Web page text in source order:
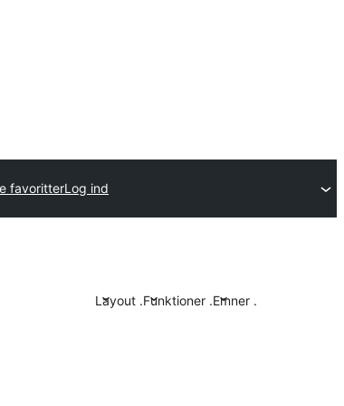
favoritterLog ind
Layout .Funktioner .Emner .